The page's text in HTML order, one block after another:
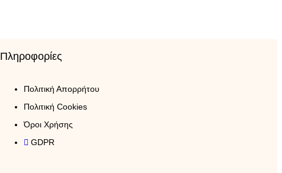
Πληροφορίες
Πολιτική Απορρήτου
Πολιτική Cookies
Όροι Χρήσης
GDPR